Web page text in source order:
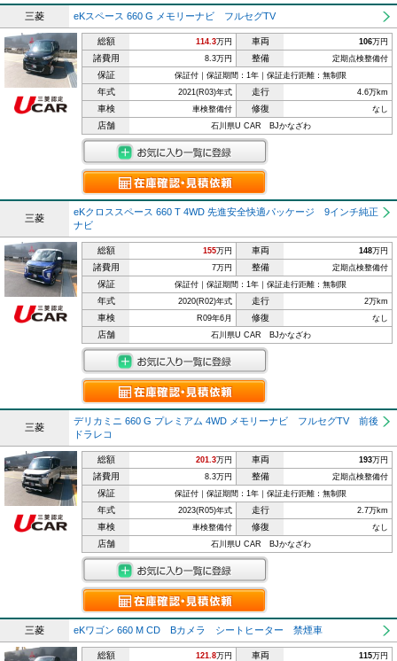
三菱 eKスペース 660 G メモリーナビ フルセグTV
総額 114.3万円 車両 106万円
諸費用 8.3万円 整備 定期点検整備付
保証 保証付｜保証期間：1年｜保証走行距離：無制限
年式 2021(R03)年式 走行 4.6万km
車検 車検整備付 修復 なし
店舗 石川県U CAR BJかなざわ
三菱
eKクロススペース 660 T 4WD 先進安全快適パッケージ 9インチ純正
ナビ
総額 155万円 車両 148万円
諸費用 7万円 整備 定期点検整備付
保証 保証付｜保証期間：1年｜保証走行距離：無制限
年式 2020(R02)年式 走行 2万km
車検 R09年6月 修復 なし
店舗 石川県U CAR BJかなざわ
三菱
デリカミニ 660 G プレミアム 4WD メモリーナビ フルセグTV 前後
ドラレコ
総額 201.3万円 車両 193万円
諸費用 8.3万円 整備 定期点検整備付
保証 保証付｜保証期間：1年｜保証走行距離：無制限
年式 2023(R05)年式 走行 2.7万km
車検 車検整備付 修復 なし
店舗 石川県U CAR BJかなざわ
三菱 eKワゴン 660 M CD Bカメラ シートヒーター 禁煙車
総額 121.8万円 車両 115万円